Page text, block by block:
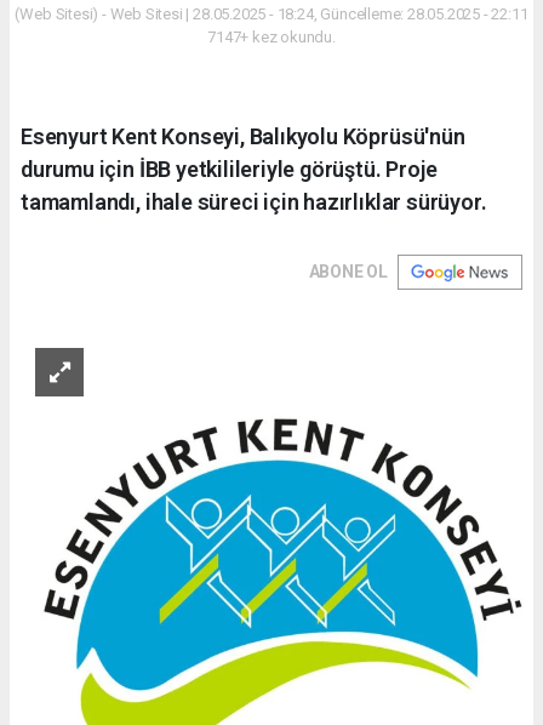
(Web Sitesi) - Web Sitesi | 28.05.2025 - 18:24, Güncelleme: 28.05.2025 - 22:11
7147+ kez okundu.
Esenyurt Kent Konseyi, Balıkyolu Köprüsü'nün
durumu için İBB yetkilileriyle görüştü. Proje
tamamlandı, ihale süreci için hazırlıklar sürüyor.
ABONE OL